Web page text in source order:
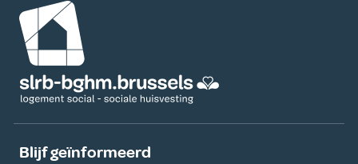
Afbeelding
Blijf geïnformeerd